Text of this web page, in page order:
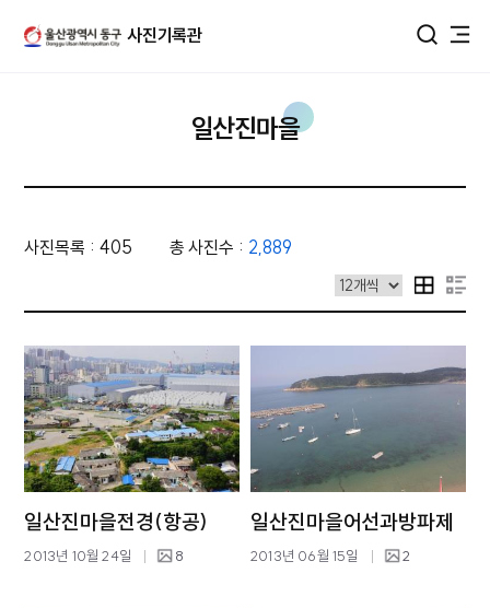
사진기록관
일산진마을
사진목록 : 405 총 사진수 : 2,889
일산진마을전경(항공)
2013년 10월 24일 8
일산진마을어선과방파제
2013년 06월 15일 2